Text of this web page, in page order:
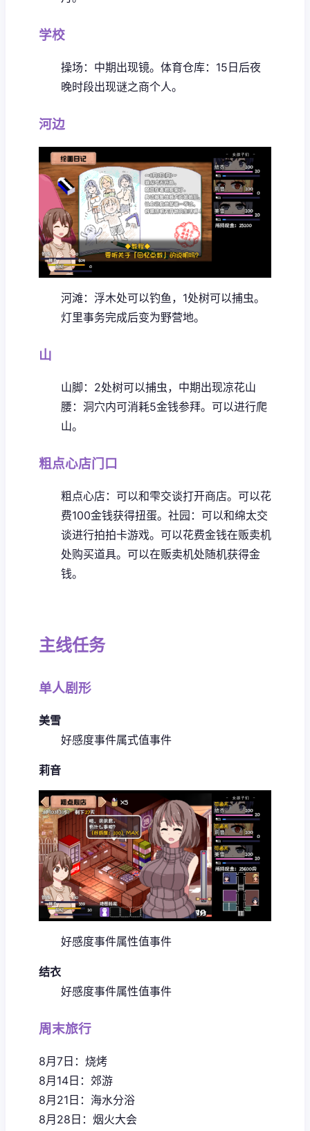
学校
操场：中期出现镜。 体育仓库：15日后夜
晚时段出现谜之商个人。
河边
河滩：浮木处可以钓鱼，1处树可以捕虫。
灯里事务完成后变为野营地。
山
山脚：2处树可以捕虫，中期出现凉花山
腰：洞穴内可消耗5金钱参拜。可以进行爬
山。
粗点心店门口
粗点心店：可以和雫交谈打开商店。可以花
费100金钱获得扭蛋。 社园：可以和绵太交
谈进行拍拍卡游戏。可以花费金钱在贩卖机
处购买道具。可以在贩卖机处随机获得金
钱。
主线任务
单人剧形
美雪
好感度事件属式值事件
莉音
好感度事件属性值事件
结衣
好感度事件属性值事件
周末旅行
8月7日：烧烤
8月14日：郊游
8月21日：海水分浴
8月28日：烟火大会